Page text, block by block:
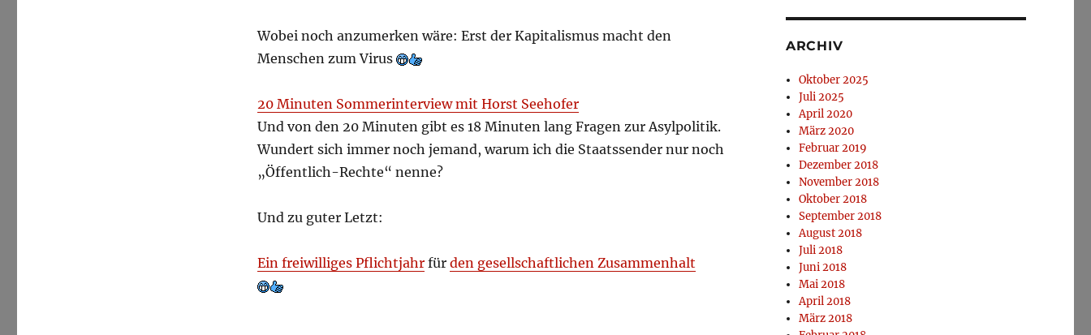
Wobei noch anzumerken wäre: Erst der Kapitalismus macht den
Menschen zum Virus
20 Minuten Sommerinterview mit Horst Seehofer
Und von den 20 Minuten gibt es 18 Minuten lang Fragen zur Asylpolitik.
Wundert sich immer noch jemand, warum ich die Staatssender nur noch
„Öffentlich-Rechte“ nenne?
Und zu guter Letzt:
Ein freiwilliges Pflichtjahrfür den gesellschaftlichen Zusammenhalt
ARCHIV
Oktober 2025
Juli 2025
April 2020
März 2020
Februar 2019
Dezember 2018
November 2018
Oktober 2018
September 2018
August 2018
Juli 2018
Juni 2018
Mai 2018
April 2018
März 2018